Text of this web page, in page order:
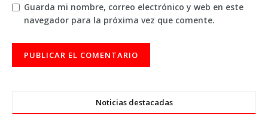
Guarda mi nombre, correo electrónico y web en este
navegador para la próxima vez que comente.
Noticias destacadas